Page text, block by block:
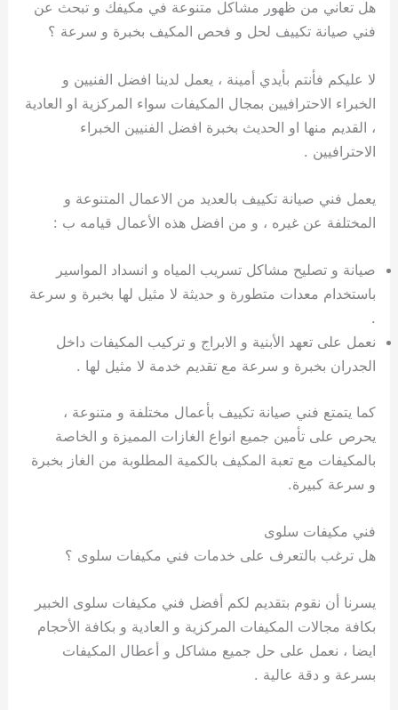
هل تعاني من ظهور مشاكل متنوعة في مكيفك و تبحث عن
فني صيانة تكييف لحل و فحص المكيف بخبرة و سرعة ؟
لا عليكم فأنتم بأيدي أمينة ، يعمل لدينا افضل الفنيين و
الخبراء الاحترافيين بمجال المكيفات سواء المركزية او العادية
، القديم منها او الحديث بخبرة افضل الفنيين الخبراء
الاحترافيين .
يعمل فني صيانة تكييف بالعديد من الاعمال المتنوعة و
المختلفة عن غيره ، و من افضل هذه الأعمال قيامه ب :
صيانة و تصليح مشاكل تسريب المياه و انسداد المواسير
باستخدام معدات متطورة و حديثة لا مثيل لها بخبرة و سرعة
.
نعمل على تعهد الأبنية و الابراج و تركيب المكيفات داخل
الجدران بخبرة و سرعة مع تقديم خدمة لا مثيل لها .
كما يتمتع فني صيانة تكييف بأعمال مختلفة و متنوعة ،
يحرص على تأمين جميع انواع الغازات المميزة و الخاصة
بالمكيفات مع تعبة المكيف بالكمية المطلوبة من الغاز بخبرة
و سرعة كبيرة.
فني مكيفات سلوى
هل ترغب بالتعرف على خدمات فني مكيفات سلوى ؟
يسرنا أن نقوم بتقديم لكم أفضل فني مكيفات سلوى الخبير
بكافة مجالات المكيفات المركزية و العادية و بكافة الأحجام
ايضا ، نعمل على حل جميع مشاكل و أعطال المكيفات
بسرعة و دقة عالية .